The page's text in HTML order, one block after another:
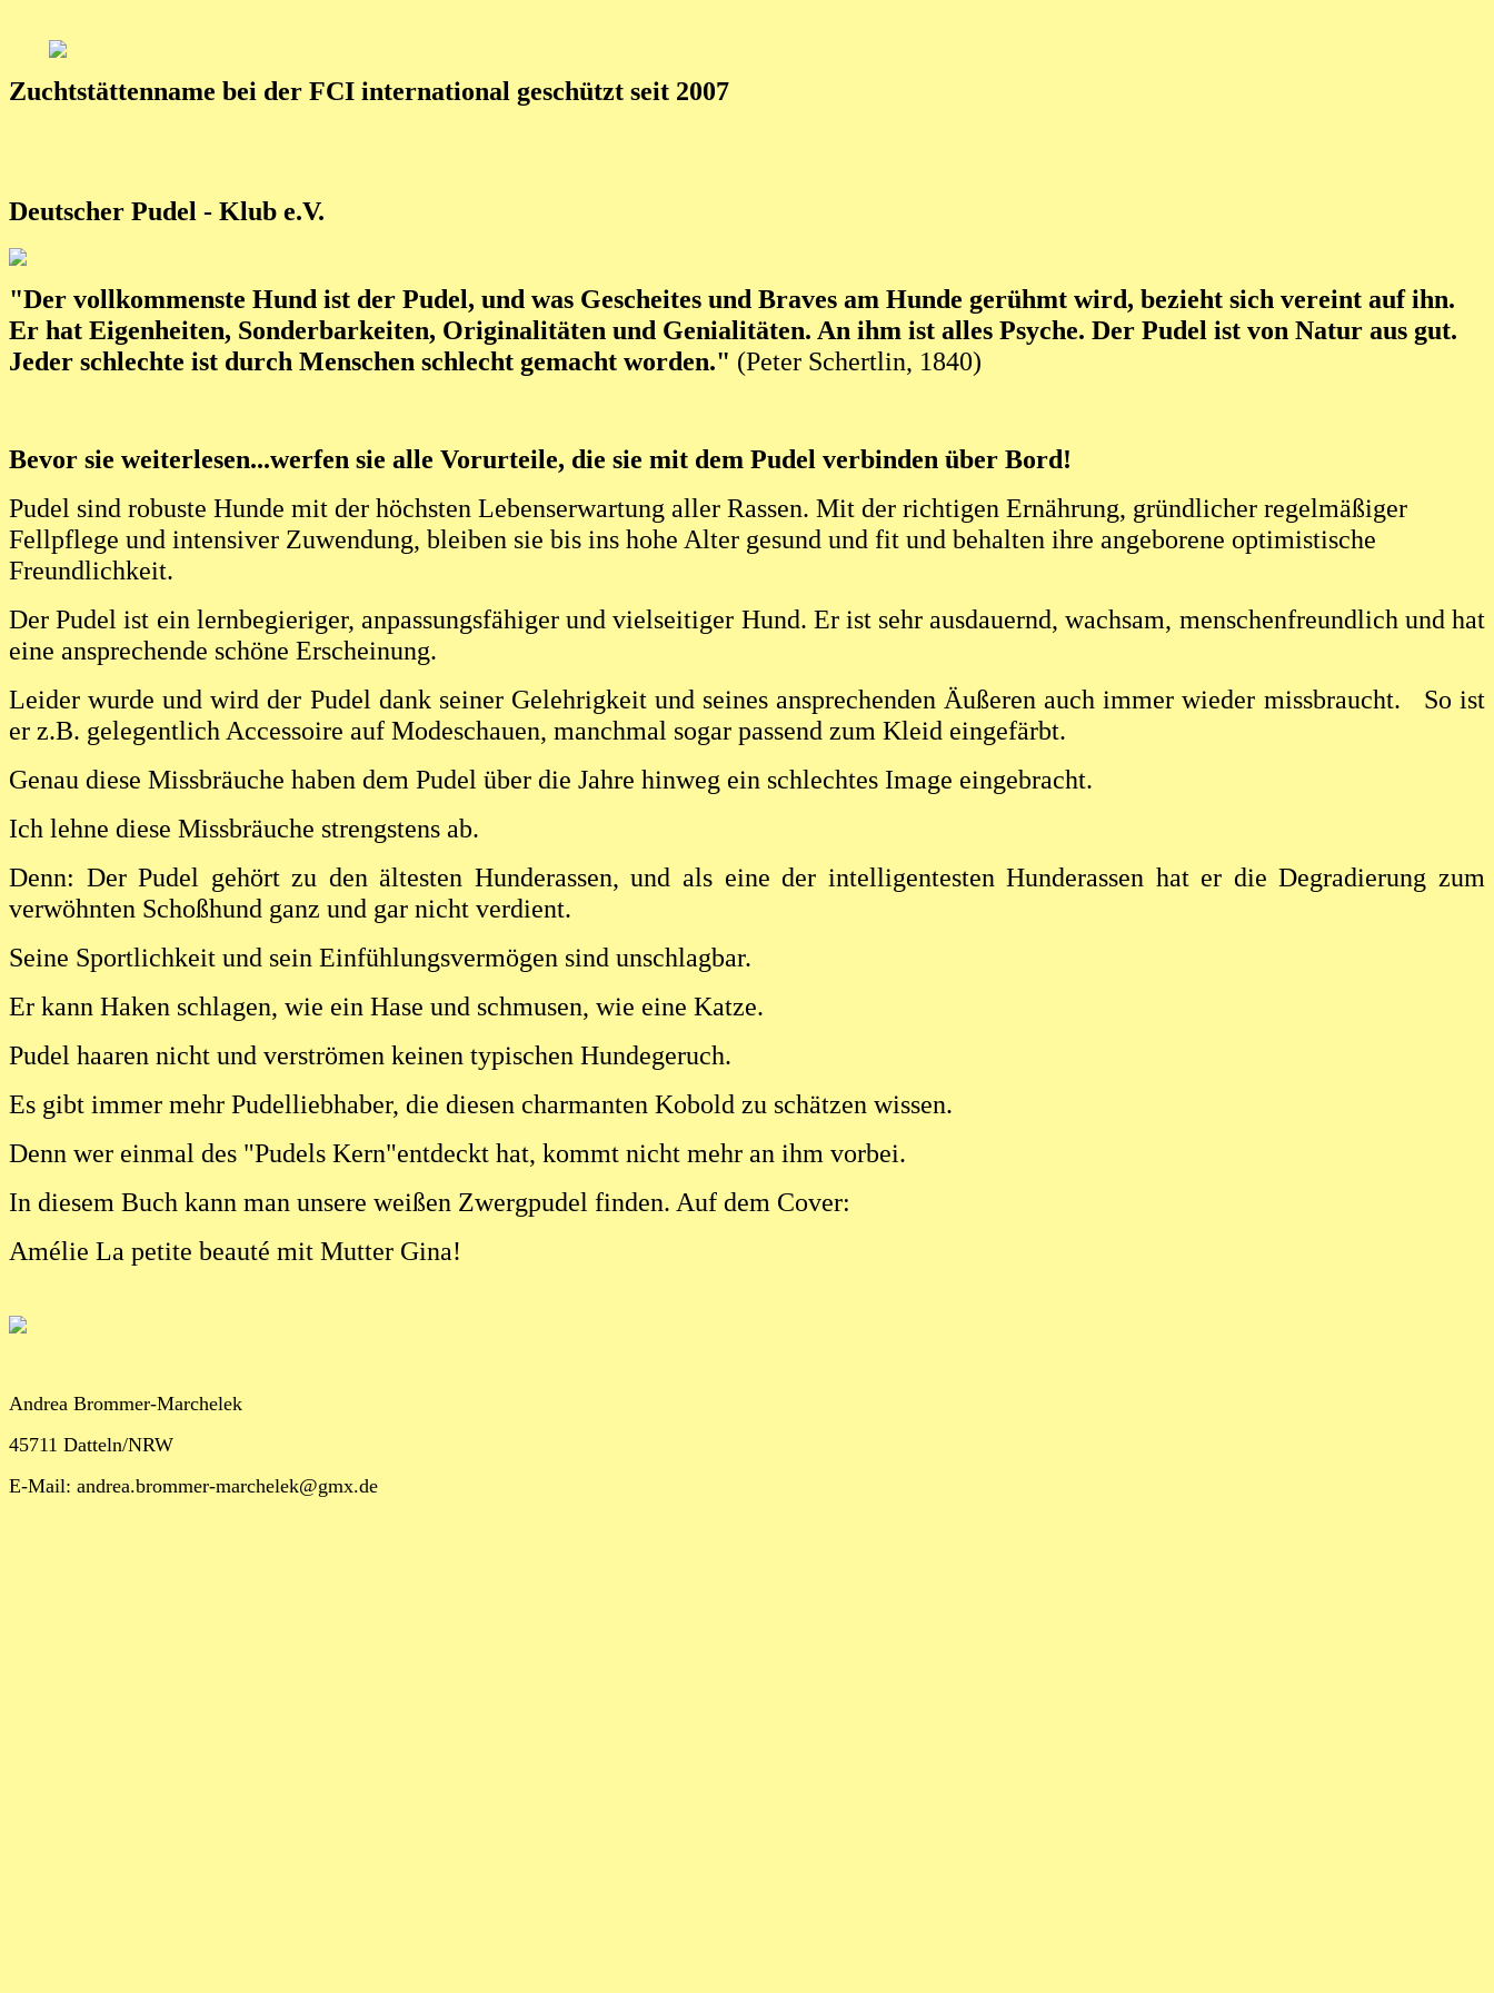
Zuchtstättenname bei der FCI international geschützt seit 2007
Deutscher Pudel - Klub e.V.
"Der vollkommenste Hund ist der Pudel, und was Gescheites und Braves am Hunde gerühmt wird, bezieht sich vereint auf ihn.
Er hat Eigenheiten, Sonderbarkeiten, Originalitäten und Genialitäten. An ihm ist alles Psyche. Der Pudel ist von Natur aus gut.
Jeder schlechte ist durch Menschen schlecht gemacht worden." (Peter Schertlin, 1840)
Bevor sie weiterlesen...werfen sie alle Vorurteile, die sie mit dem Pudel verbinden über Bord!
Pudel sind robuste Hunde mit der höchsten Lebenserwartung aller Rassen. Mit der richtigen Ernährung, gründlicher regelmäßiger
Fellpflege und intensiver Zuwendung, bleiben sie bis ins hohe Alter gesund und fit und behalten ihre angeborene optimistische
Freundlichkeit.
Der Pudel ist ein lernbegieriger, anpassungsfähiger und vielseitiger Hund. Er ist sehr ausdauernd, wachsam, menschenfreundlich und hat
eine ansprechende schöne Erscheinung.
Leider wurde und wird der Pudel dank seiner Gelehrigkeit und seines ansprechenden Äußeren auch immer wieder missbraucht. So ist
er z.B. gelegentlich Accessoire auf Modeschauen, manchmal sogar passend zum Kleid eingefärbt.
Genau diese Missbräuche haben dem Pudel über die Jahre hinweg ein schlechtes Image eingebracht.
Ich lehne diese Missbräuche strengstens ab.
Denn: Der Pudel gehört zu den ältesten Hunderassen, und als eine der intelligentesten Hunderassen hat er die Degradierung zum
verwöhnten Schoßhund ganz und gar nicht verdient.
Seine Sportlichkeit und sein Einfühlungsvermögen sind unschlagbar.
Er kann Haken schlagen, wie ein Hase und schmusen, wie eine Katze.
Pudel haaren nicht und verströmen keinen typischen Hundegeruch.
Es gibt immer mehr Pudelliebhaber, die diesen charmanten Kobold zu schätzen wissen.
Denn wer einmal des "Pudels Kern"entdeckt hat, kommt nicht mehr an ihm vorbei.
In diesem Buch kann man unsere weißen Zwergpudel finden. Auf dem Cover:
Amélie La petite beauté mit Mutter Gina!
Andrea Brommer-Marchelek
45711 Datteln/NRW
E-Mail: andrea.brommer-marchelek@gmx.de